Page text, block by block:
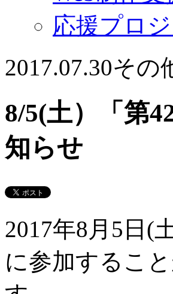
応援プロ
2017.07.30その
8/5(土）「第
知らせ
2017年8月5日(
に参加するこ